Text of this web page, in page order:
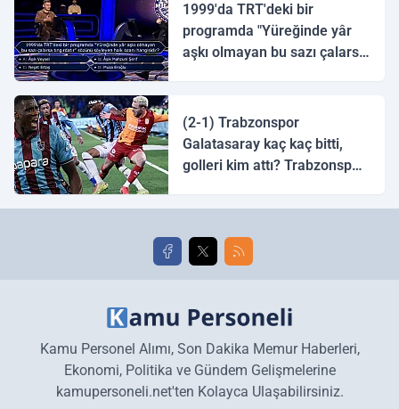
1999'da TRT'deki bir
programda "Yüreğinde yâr
aşkı olmayan bu sazı çalarsa
(2-1) Trabzonspor
Galatasaray kaç kaç bitti,
golleri kim attı? Trabzonspor
golleri!
Kamu Personel Alımı, Son Dakika Memur Haberleri,
Ekonomi, Politika ve Gündem Gelişmelerine
kamupersoneli.net'ten Kolayca Ulaşabilirsiniz.